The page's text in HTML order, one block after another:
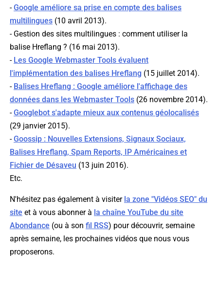
-Google améliore sa prise en compte des balises
multilingues (10 avril 2013).
- Gestion des sites multilingues : comment utiliser la
balise Hreflang ? (16 mai 2013).
- Les Google Webmaster Tools évaluent
l'implémentation des balises Hreflang (15 juillet 2014).
- Balises Hreflang : Google améliore l'affichage des
données dans les Webmaster Tools (26 novembre 2014).
-Googlebot s'adapte mieux aux contenus géolocalisés
(29 janvier 2015).
-Goossip : Nouvelles Extensions, Signaux Sociaux,
Balises Hreflang, Spam Reports, IP Américaines et
Fichier de Désaveu (13 juin 2016).
Etc.
N'hésitez pas également à visiter la zone "Vidéos SEO" du
site et à vous abonner à la chaîne YouTube du site
Abondance (ou à son fil RSS) pour découvrir, semaine
après semaine, les prochaines vidéos que nous vous
proposerons.